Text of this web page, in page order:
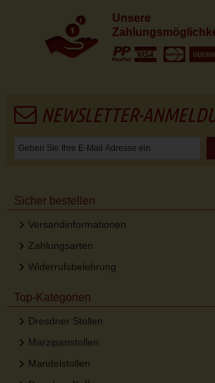
Unsere
NEWSLETTER-
Sicher bestellen
Versandinformationen
Zahlungsarten
Widerrufsbelehrung
Top-Kategorien
Dresdner Stollen
Marzipanstollen
Mandelstollen